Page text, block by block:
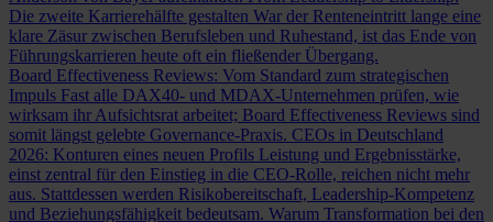
Die zweite Karrierehälfte gestalten War der Renteneintritt lange eine
klare Zäsur zwischen Berufsleben und Ruhestand, ist das Ende von
Führungskarrieren heute oft ein fließender Übergang.
Board Effectiveness Reviews: Vom Standard zum strategischen
Impuls Fast alle DAX40- und MDAX-Unternehmen prüfen, wie
wirksam ihr Aufsichtsrat arbeitet; Board Effectiveness Reviews sind
somit längst gelebte Governance-Praxis. CEOs in Deutschland
2026: Konturen eines neuen Profils Leistung und Ergebnisstärke,
einst zentral für den Einstieg in die CEO-Rolle, reichen nicht mehr
aus. Stattdessen werden Risikobereitschaft, Leadership-Kompetenz
und Beziehungsfähigkeit bedeutsam. Warum Transformation bei den